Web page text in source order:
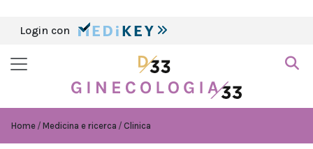
Login con
Home Medicina e ricerca Clinica